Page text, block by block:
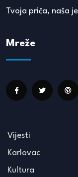
Tvoja priča, naša
Mreže
Vijesti
Karlovac
Kultura